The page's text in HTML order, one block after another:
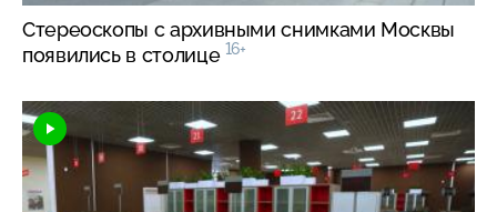
Стереоскопы с архивными снимками Москвы
появились в столице 16+